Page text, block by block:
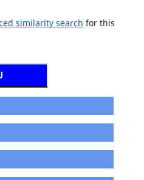
similarity search for this